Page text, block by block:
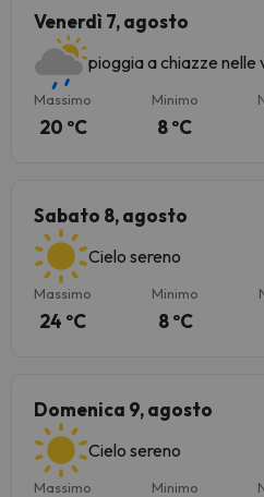
Venerdì 7, agosto
pioggia a chiazze nelle
Massimo
20 ºC
Minimo
8 ºC
Sabato 8, agosto
Cielo sereno
Massimo
24 ºC
Minimo
8 ºC
Domenica 9, agosto
Cielo sereno
Massimo Minimo